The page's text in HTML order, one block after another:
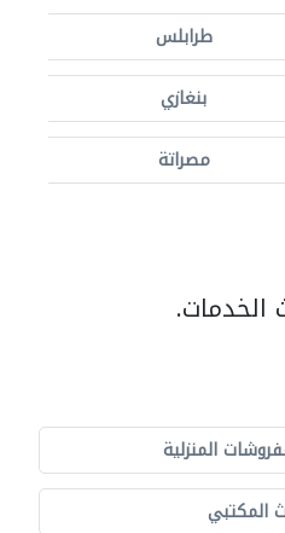
طرابلس
بنغازي
مصراتة
الخدمات.
المنزلية
المكتبي